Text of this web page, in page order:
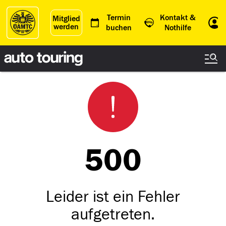
Mitglied
werden
Termin
buchen
Kontakt &
Nothilfe
500
Leider ist ein Fehler
aufgetreten.